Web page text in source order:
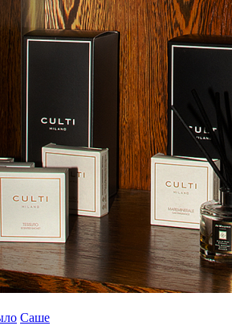
Саше